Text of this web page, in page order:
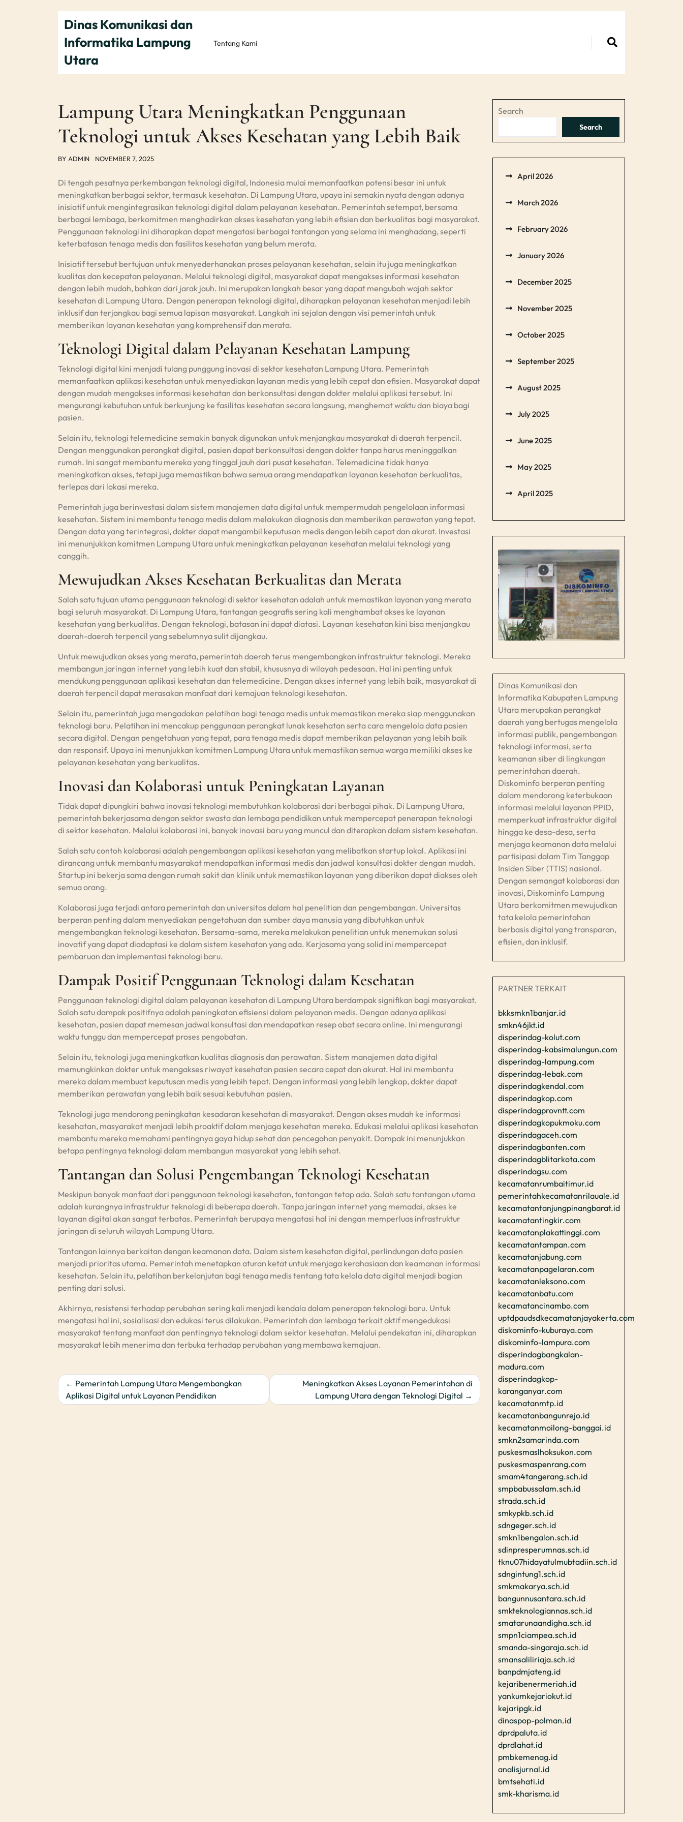
Dinas Komunikasi dan
Informatika Lampung
Utara
Tentang Kami
Lampung Utara Meningkatkan Penggunaan
Teknologi untuk Akses Kesehatan yang Lebih Baik
BY ADMIN NOVEMBER 7, 2025
Di tengah pesatnya perkembangan teknologi digital, Indonesia mulai memanfaatkan potensi besar ini untuk
meningkatkan berbagai sektor, termasuk kesehatan. Di Lampung Utara, upaya ini semakin nyata dengan adanya
inisiatif untuk mengintegrasikan teknologi digital dalam pelayanan kesehatan. Pemerintah setempat, bersama
berbagai lembaga, berkomitmen menghadirkan akses kesehatan yang lebih efisien dan berkualitas bagi masyarakat.
Penggunaan teknologi ini diharapkan dapat mengatasi berbagai tantangan yang selama ini menghadang, seperti
keterbatasan tenaga medis dan fasilitas kesehatan yang belum merata.
Inisiatif tersebut bertujuan untuk menyederhanakan proses pelayanan kesehatan, selain itu juga meningkatkan
kualitas dan kecepatan pelayanan. Melalui teknologi digital, masyarakat dapat mengakses informasi kesehatan
dengan lebih mudah, bahkan dari jarak jauh. Ini merupakan langkah besar yang dapat mengubah wajah sektor
kesehatan di Lampung Utara. Dengan penerapan teknologi digital, diharapkan pelayanan kesehatan menjadi lebih
inklusif dan terjangkau bagi semua lapisan masyarakat. Langkah ini sejalan dengan visi pemerintah untuk
memberikan layanan kesehatan yang komprehensif dan merata.
Teknologi Digital dalam Pelayanan Kesehatan Lampung
Teknologi digital kini menjadi tulang punggung inovasi di sektor kesehatan Lampung Utara. Pemerintah
memanfaatkan aplikasi kesehatan untuk menyediakan layanan medis yang lebih cepat dan efisien. Masyarakat dapat
dengan mudah mengakses informasi kesehatan dan berkonsultasi dengan dokter melalui aplikasi tersebut. Ini
mengurangi kebutuhan untuk berkunjung ke fasilitas kesehatan secara langsung, menghemat waktu dan biaya bagi
pasien.
Selain itu, teknologi telemedicine semakin banyak digunakan untuk menjangkau masyarakat di daerah terpencil.
Dengan menggunakan perangkat digital, pasien dapat berkonsultasi dengan dokter tanpa harus meninggalkan
rumah. Ini sangat membantu mereka yang tinggal jauh dari pusat kesehatan. Telemedicine tidak hanya
meningkatkan akses, tetapi juga memastikan bahwa semua orang mendapatkan layanan kesehatan berkualitas,
terlepas dari lokasi mereka.
Pemerintah juga berinvestasi dalam sistem manajemen data digital untuk mempermudah pengelolaan informasi
kesehatan. Sistem ini membantu tenaga medis dalam melakukan diagnosis dan memberikan perawatan yang tepat.
Dengan data yang terintegrasi, dokter dapat mengambil keputusan medis dengan lebih cepat dan akurat. Investasi
ini menunjukkan komitmen Lampung Utara untuk meningkatkan pelayanan kesehatan melalui teknologi yang
canggih.
Mewujudkan Akses Kesehatan Berkualitas dan Merata
Salah satu tujuan utama penggunaan teknologi di sektor kesehatan adalah untuk memastikan layanan yang merata
bagi seluruh masyarakat. Di Lampung Utara, tantangan geografis sering kali menghambat akses ke layanan
kesehatan yang berkualitas. Dengan teknologi, batasan ini dapat diatasi. Layanan kesehatan kini bisa menjangkau
daerah-daerah terpencil yang sebelumnya sulit dijangkau.
Untuk mewujudkan akses yang merata, pemerintah daerah terus mengembangkan infrastruktur teknologi. Mereka
membangun jaringan internet yang lebih kuat dan stabil, khususnya di wilayah pedesaan. Hal ini penting untuk
mendukung penggunaan aplikasi kesehatan dan telemedicine. Dengan akses internet yang lebih baik, masyarakat di
daerah terpencil dapat merasakan manfaat dari kemajuan teknologi kesehatan.
Selain itu, pemerintah juga mengadakan pelatihan bagi tenaga medis untuk memastikan mereka siap menggunakan
teknologi baru. Pelatihan ini mencakup penggunaan perangkat lunak kesehatan serta cara mengelola data pasien
secara digital. Dengan pengetahuan yang tepat, para tenaga medis dapat memberikan pelayanan yang lebih baik
dan responsif. Upaya ini menunjukkan komitmen Lampung Utara untuk memastikan semua warga memiliki akses ke
pelayanan kesehatan yang berkualitas.
Inovasi dan Kolaborasi untuk Peningkatan Layanan
Tidak dapat dipungkiri bahwa inovasi teknologi membutuhkan kolaborasi dari berbagai pihak. Di Lampung Utara,
pemerintah bekerjasama dengan sektor swasta dan lembaga pendidikan untuk mempercepat penerapan teknologi
di sektor kesehatan. Melalui kolaborasi ini, banyak inovasi baru yang muncul dan diterapkan dalam sistem kesehatan.
Salah satu contoh kolaborasi adalah pengembangan aplikasi kesehatan yang melibatkan startup lokal. Aplikasi ini
dirancang untuk membantu masyarakat mendapatkan informasi medis dan jadwal konsultasi dokter dengan mudah.
Startup ini bekerja sama dengan rumah sakit dan klinik untuk memastikan layanan yang diberikan dapat diakses oleh
semua orang.
Kolaborasi juga terjadi antara pemerintah dan universitas dalam hal penelitian dan pengembangan. Universitas
berperan penting dalam menyediakan pengetahuan dan sumber daya manusia yang dibutuhkan untuk
mengembangkan teknologi kesehatan. Bersama-sama, mereka melakukan penelitian untuk menemukan solusi
inovatif yang dapat diadaptasi ke dalam sistem kesehatan yang ada. Kerjasama yang solid ini mempercepat
pembaruan dan implementasi teknologi baru.
Dampak Positif Penggunaan Teknologi dalam Kesehatan
Penggunaan teknologi digital dalam pelayanan kesehatan di Lampung Utara berdampak signifikan bagi masyarakat.
Salah satu dampak positifnya adalah peningkatan efisiensi dalam pelayanan medis. Dengan adanya aplikasi
kesehatan, pasien dapat memesan jadwal konsultasi dan mendapatkan resep obat secara online. Ini mengurangi
waktu tunggu dan mempercepat proses pengobatan.
Selain itu, teknologi juga meningkatkan kualitas diagnosis dan perawatan. Sistem manajemen data digital
memungkinkan dokter untuk mengakses riwayat kesehatan pasien secara cepat dan akurat. Hal ini membantu
mereka dalam membuat keputusan medis yang lebih tepat. Dengan informasi yang lebih lengkap, dokter dapat
memberikan perawatan yang lebih baik sesuai kebutuhan pasien.
Teknologi juga mendorong peningkatan kesadaran kesehatan di masyarakat. Dengan akses mudah ke informasi
kesehatan, masyarakat menjadi lebih proaktif dalam menjaga kesehatan mereka. Edukasi melalui aplikasi kesehatan
membantu mereka memahami pentingnya gaya hidup sehat dan pencegahan penyakit. Dampak ini menunjukkan
betapa pentingnya teknologi dalam membangun masyarakat yang lebih sehat.
Tantangan dan Solusi Pengembangan Teknologi Kesehatan
Meskipun banyak manfaat dari penggunaan teknologi kesehatan, tantangan tetap ada. Salah satu tantangan utama
adalah kurangnya infrastruktur teknologi di beberapa daerah. Tanpa jaringan internet yang memadai, akses ke
layanan digital akan sangat terbatas. Pemerintah berupaya mengatasi hal ini dengan memperluas infrastruktur
jaringan di seluruh wilayah Lampung Utara.
Tantangan lainnya berkaitan dengan keamanan data. Dalam sistem kesehatan digital, perlindungan data pasien
menjadi prioritas utama. Pemerintah menetapkan aturan ketat untuk menjaga kerahasiaan dan keamanan informasi
kesehatan. Selain itu, pelatihan berkelanjutan bagi tenaga medis tentang tata kelola data digital menjadi bagian
penting dari solusi.
Akhirnya, resistensi terhadap perubahan sering kali menjadi kendala dalam penerapan teknologi baru. Untuk
mengatasi hal ini, sosialisasi dan edukasi terus dilakukan. Pemerintah dan lembaga terkait aktif mengedukasi
masyarakat tentang manfaat dan pentingnya teknologi dalam sektor kesehatan. Melalui pendekatan ini, diharapkan
masyarakat lebih menerima dan terbuka terhadap perubahan yang membawa kemajuan.
Post
navigation
Pemerintah Lampung Utara Mengembangkan
Aplikasi Digital untuk Layanan Pendidikan
Meningkatkan Akses Layanan Pemerintahan di
Lampung Utara dengan Teknologi Digital
Search
Search
April 2026
March 2026
February 2026
January 2026
December 2025
November 2025
October 2025
September 2025
August 2025
July 2025
June 2025
May 2025
April 2025
Dinas Komunikasi dan
Informatika Kabupaten Lampung
Utara merupakan perangkat
daerah yang bertugas mengelola
informasi publik, pengembangan
teknologi informasi, serta
keamanan siber di lingkungan
pemerintahan daerah.
Diskominfo berperan penting
dalam mendorong keterbukaan
informasi melalui layanan PPID,
memperkuat infrastruktur digital
hingga ke desa-desa, serta
menjaga keamanan data melalui
partisipasi dalam Tim Tanggap
Insiden Siber (TTIS) nasional.
Dengan semangat kolaborasi dan
inovasi, Diskominfo Lampung
Utara berkomitmen mewujudkan
tata kelola pemerintahan
berbasis digital yang transparan,
efisien, dan inklusif.​
PARTNER TERKAIT
bkksmkn1banjar.id
smkn46jkt.id
disperindag-kolut.com
disperindag-kabsimalungun.com
disperindag-lampung.com
disperindag-lebak.com
disperindagkendal.com
disperindagkop.com
disperindagprovntt.com
disperindagkopukmoku.com
disperindagaceh.com
disperindagbanten.com
disperindagblitarkota.com
disperindagsu.com
kecamatanrumbaitimur.id
pemerintahkecamatanrilauale.id
kecamatantanjungpinangbarat.id
kecamatantingkir.com
kecamatanplakattinggi.com
kecamatantampan.com
kecamatanjabung.com
kecamatanpagelaran.com
kecamatanleksono.com
kecamatanbatu.com
kecamatancinambo.com
uptdpaudsdkecamatanjayakerta.com
diskominfo-kuburaya.com
diskominfo-lampura.com
disperindagbangkalan-
madura.com
disperindagkop-
karanganyar.com
kecamatanmtp.id
kecamatanbangunrejo.id
kecamatanmoilong-banggai.id
smkn2samarinda.com
puskesmaslhoksukon.com
puskesmaspenrang.com
smam4tangerang.sch.id
smpbabussalam.sch.id
strada.sch.id
smkypkb.sch.id
sdngeger.sch.id
smkn1bengalon.sch.id
sdinpresperumnas.sch.id
tknu07hidayatulmubtadiin.sch.id
sdngintung1.sch.id
smkmakarya.sch.id
bangunnusantara.sch.id
smkteknologiannas.sch.id
smatarunaandigha.sch.id
smpn1ciampea.sch.id
smanda-singaraja.sch.id
smansaliliriaja.sch.id
banpdmjateng.id
kejaribenermeriah.id
yankumkejariokut.id
kejaripgk.id
dinaspop-polman.id
dprdpaluta.id
dprdlahat.id
pmbkemenag.id
analisjurnal.id
bmtsehati.id
smk-kharisma.id